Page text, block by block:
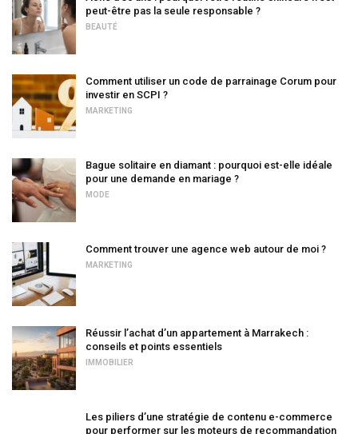
peut-être pas la seule responsable ?
BEAUTÉ
Comment utiliser un code de parrainage Corum pour
investir en SCPI ?
MARKETING
Bague solitaire en diamant : pourquoi est-elle idéale
pour une demande en mariage ?
MODE
Comment trouver une agence web autour de moi ?
MARKETING
Réussir l’achat d’un appartement à Marrakech :
conseils et points essentiels
IMMOBILIER
Les piliers d’une stratégie de contenu e-commerce
pour performer sur les moteurs de recommandation